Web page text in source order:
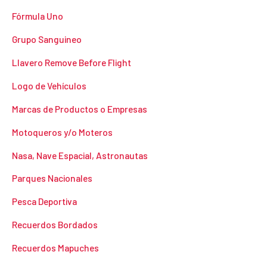
Fórmula Uno
Grupo Sanguineo
Llavero Remove Before Flight
Logo de Vehículos
Marcas de Productos o Empresas
Motoqueros y/o Moteros
Nasa, Nave Espacial, Astronautas
Parques Nacionales
Pesca Deportiva
Recuerdos Bordados
Recuerdos Mapuches